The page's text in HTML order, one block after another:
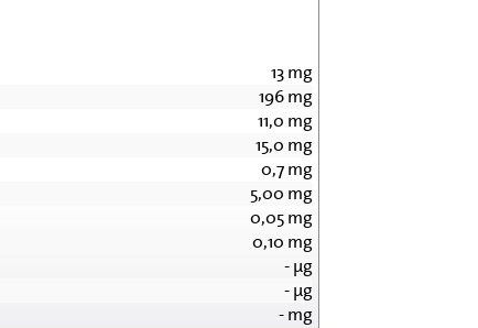
13mg
196mg
11,0 mg
15,0 mg
0,7mg
5,00 mg
0,05mg
0,10 mg
-µg
-µg
-mg